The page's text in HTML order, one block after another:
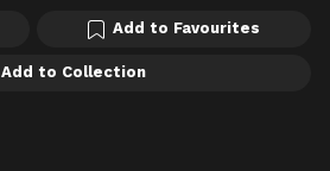
Add to Favourites
Add to Collection